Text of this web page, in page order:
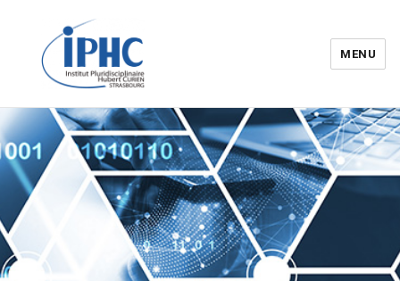
Institut pluridisciplinaire Hubert
Curien – IPHC
MENU